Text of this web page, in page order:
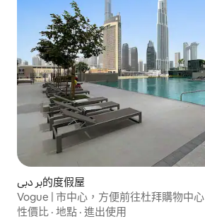
بر دبي的度假屋
Vogue | 市中心，方便前往杜拜購物中心
性價比 · 地點 · 進出使用